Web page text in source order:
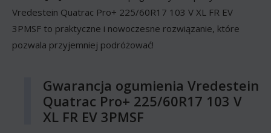
Vredestein Quatrac Pro+ 225/60R17 103 V XL FR EV
3PMSF to praktyczne i nowoczesne rozwiązanie, które
pozwala przyjemniej podróżować!
Gwarancja ogumienia Vredestein
Quatrac Pro+ 225/60R17 103 V
XL FR EV 3PMSF